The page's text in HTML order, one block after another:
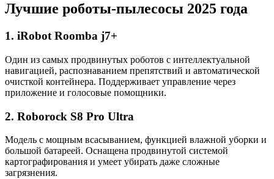
Лучшие роботы-пылесосы 2025 года
1. iRobot Roomba j7+
Один из самых продвинутых роботов с интеллектуальной
навигацией, распознаванием препятствий и автоматической
очисткой контейнера. Поддерживает управление через
приложение и голосовые помощники.
2. Roborock S8 Pro Ultra
Модель с мощным всасыванием, функцией влажной уборки и
большой батареей. Оснащена продвинутой системой
картографирования и умеет убирать даже сложные
загрязнения.